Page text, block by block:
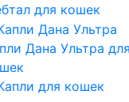
для кошек
Дана Ультра для